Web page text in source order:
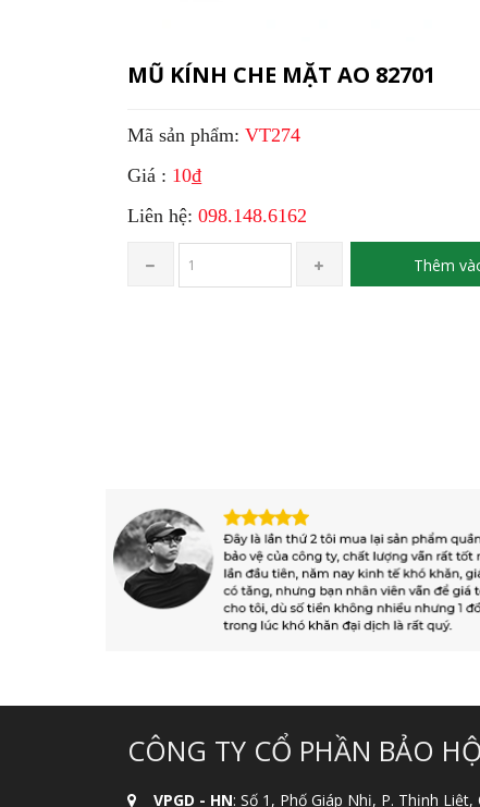
MŨ KÍNH CHE MẶT AO 82701
Mã sản phẩm: VT274
Giá : 10₫
Liên hệ: 098.148.6162
Thêm
CÔNG TY CỔ PHẦN BẢO
VPGD - HN: Số 1, Phố Giáp Nhị, P. Thịnh